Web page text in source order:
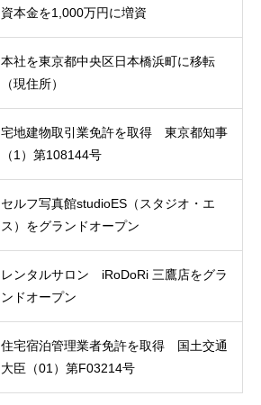
資本金を1,000万円に増資
本社を東京都中央区日本橋浜町に移転
（現住所）
宅地建物取引業免許を取得 東京都知事
（1）第108144号
セルフ写真館studioES（スタジオ・エ
ス） をグランドオープン
レンタルサロン iRoDoRi 三鷹店をグラ
ンドオープン
住宅宿泊管理業者免許を取得 国土交通
大臣（01）第F03214号